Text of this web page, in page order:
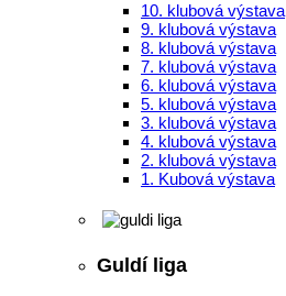
10. klubová výstava
9. klubová výstava
8. klubová výstava
7. klubová výstava
6. klubová výstava
5. klubová výstava
3. klubová výstava
4. klubová výstava
2. klubová výstava
1. Kubová výstava
Guldí liga